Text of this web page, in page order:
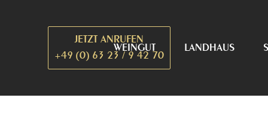
JETZT ANRUFEN
+49 (0) 63 23 / 9 42 70
WEINGUT LANDHAUS